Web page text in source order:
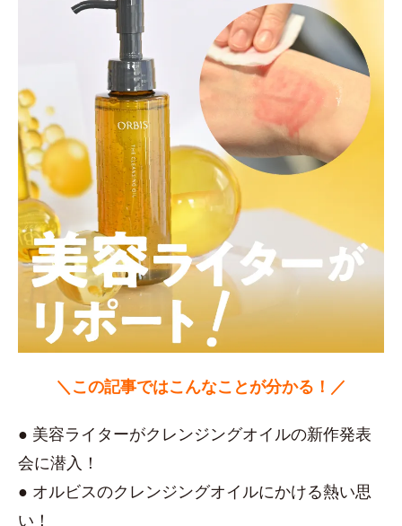
＼この記事ではこんなことが分かる！／
● 美容ライターがクレンジングオイルの新作発表
会に潜入！
● オルビスのクレンジングオイルにかける熱い思
い！